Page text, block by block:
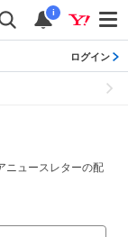
i
ログイン
ニュースレターの配